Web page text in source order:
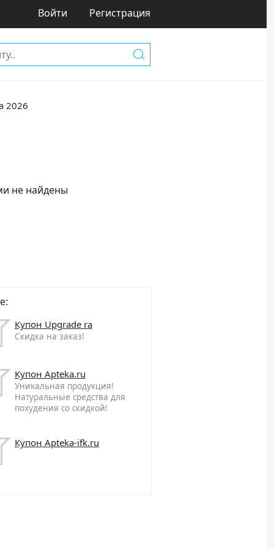
Войти Регистрация
2026
не найдены
Купон Upgrade ra
Скидка на заказ!
Купон Apteka.ru
Уникальная продукция!
Натуральные средства для
похудения со скидкой!
Купон Apteka-ifk.ru